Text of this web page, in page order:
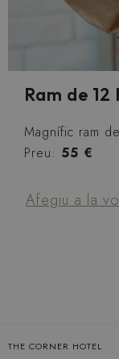
Ram de 12
Magnífic ram
Preu: 55 €
Afegiu a la
THE CORNER HOTEL